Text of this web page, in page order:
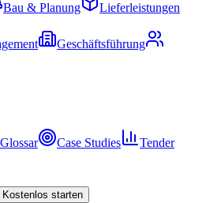
Bau & Planung
Lieferleistungen
Geschäftsführung
Glossar Case Studies
Tender
Kostenlos starten